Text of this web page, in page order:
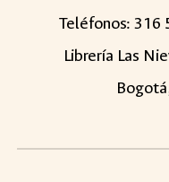
Teléfonos:
Librería Las